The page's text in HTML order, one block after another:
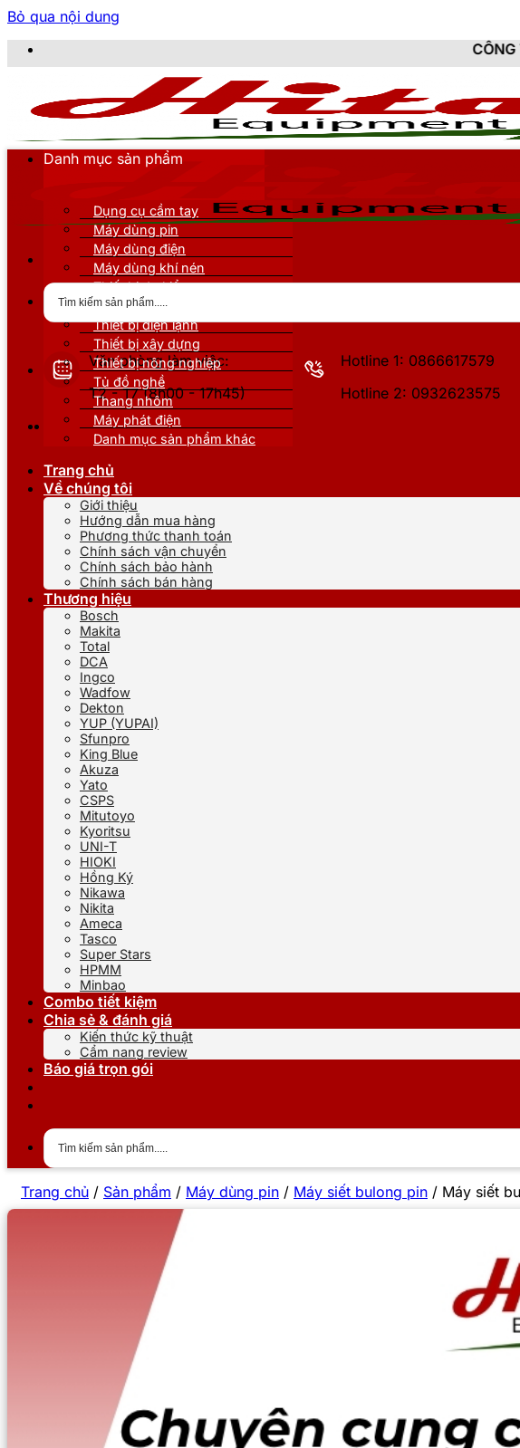
Bỏ qua nội dung
CÔNG TY TNHH
Văn phòng làm việc:
T2 - T7 (8h00 - 17h45)
Hotline 1: 0866617579
Hotline 2: 0932623575
Danh mục sản phẩm
Dụng cụ cầm tay
Máy dùng pin
Máy dùng điện
Máy dùng khí nén
Thiết bị đo kiểm
Thiết bị nâng đỡ
Thiết bị điện lạnh
Thiết bị xây dựng
Thiết bị nông nghiệp
Tủ đồ nghề
Thang nhôm
Máy phát điện
Danh mục sản phẩm khác
Trang chủ
Về chúng tôi
Giới thiệu
Hướng dẫn mua hàng
Phương thức thanh toán
Chính sách vận chuyển
Chính sách bảo hành
Chính sách bán hàng
Thương hiệu
Bosch
Makita
Total
DCA
Ingco
Wadfow
Dekton
YUP (YUPAI)
Sfunpro
King Blue
Akuza
Yato
CSPS
Mitutoyo
Kyoritsu
UNI-T
HIOKI
Hồng Ký
Nikawa
Nikita
Ameca
Tasco
Super Stars
HPMM
Minbao
Combo tiết kiệm
Chia sẻ & đánh giá
Kiến thức kỹ thuật
Cẩm nang review
Báo giá trọn gói
Trang chủ / Sản phẩm / Máy dùng pin / Máy siết bulong pin / Máy siết